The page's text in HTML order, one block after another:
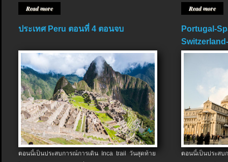
Read more Read more
ประเทศ Peru ตอนที่ 4 ตอนจบ
ตอนนี้เป็นประสบการณ์การเดิน Inca trail วันสุดท้าย
Portugal-
ตอนนี้เป็นประส